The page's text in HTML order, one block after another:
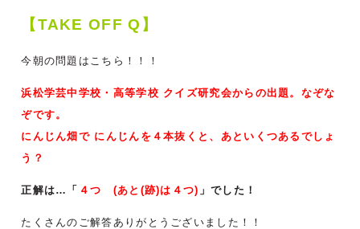
【TAKE OFF Q】
今朝の問題はこちら！！！
浜松学芸中学校・高等学校 クイズ研究会からの出題。なぞな
ぞです。
にんじん畑で にんじんを４本抜くと、あといくつあるでしょ
う？
正解は…「 ４つ (あと(跡)は４つ) 」でした！
たくさんのご解答ありがとうございました！！